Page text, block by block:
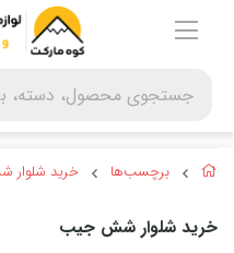
برچسب‌ها خرید
خرید شلوار شش جیب